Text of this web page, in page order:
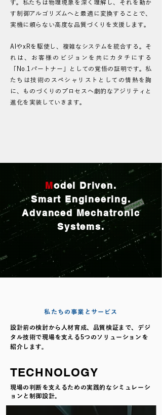
す。私たちは物理現象を深く理解し、それを動か
す制御アルゴリズムへと最適に変換することで、
実機に頼らない高度な品質づくりを支援します。
AIやxRを駆使し、複雑なシステムを統合する。そ
れは、お客様のビジョンを共にカタチにする
「No.1パートナー」としての覚悟の証明です。私
たちは技術のスペシャリストとしての情熱を胸
に、ものづくりのプロセスへ劇的なアジリティと
進化を実装していきます。
Model Driven.
Smart Engineering.
Advanced Mechatronic
Systems.
モデルで解き、知性で動かす。次世代メカ
トロニクスが拓く、ものづくりの新領域。
​私たちの事業とサービス
設計前の検討から人材育成、品質検証まで、デジ
タル技術で現場を支える5つのソリューションを
紹介します。
TECHNOLOGY
現場の判断を支えるための実践的なシミュレーシ
ョンと制御設計。